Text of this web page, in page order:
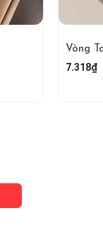
Vòng
7.318₫